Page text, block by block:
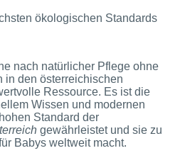
ökologischen Standards
nach natürlicher Pflege ohne
in den österreichischen
Ressource. Es ist die
Wissen und modernen
Standard der
gewährleistet und sie zu
Babys weltweit macht.